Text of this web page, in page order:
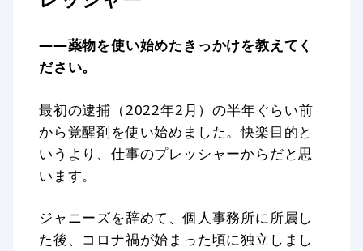
——薬物を使い始めたきっかけを教えてく
ださい。
最初の逮捕（2022年2月）の半年ぐらい前
から覚醒剤を使い始めました。快楽目的と
いうより、仕事のプレッシャーからだと思
います。
ジャニーズを辞めて、個人事務所に所属し
た後、コロナ禍が始まった頃に独立しまし